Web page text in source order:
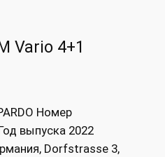
Vario 4+1
Номер
выпуска 2022
Dorfstrasse 3,